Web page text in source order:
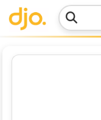
Menu